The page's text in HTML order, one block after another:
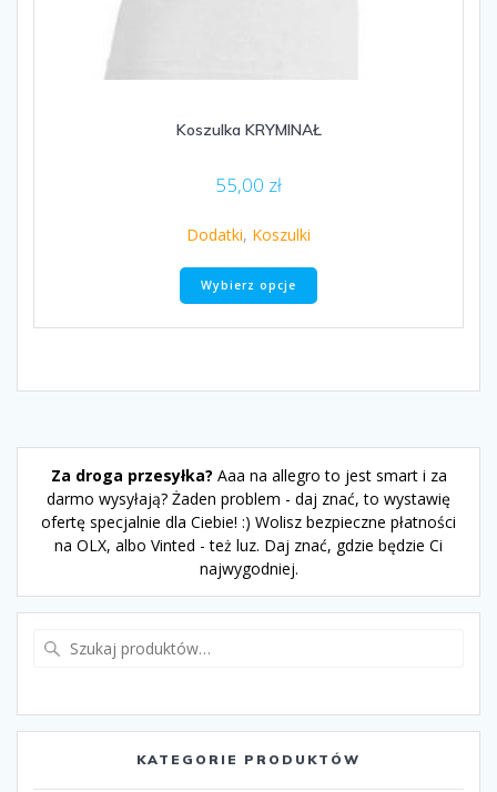
Koszulka KRYMINAŁ
55,00 zł
Dodatki, Koszulki
Wybierz opcje
Ten
na
stronie
produktu
Za droga przesyłka? Aaa na allegro to jest smart i za
darmo wysyłają? Żaden problem - daj znać, to wystawię
ofertę specjalnie dla Ciebie! :) Wolisz bezpieczne płatności
na OLX, albo Vinted - też luz. Daj znać, gdzie będzie Ci
najwygodniej.
KATEGORIE PRODUKTÓW